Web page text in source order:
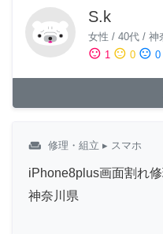
S.k
女性 / 40代 / 神
sentiment_satisfied 1 sentiment_neutral 0 sentiment_dissatisfied 0
weekend 修理・組立 ▸ スマホ
iPhone8plus画面割れ修
神奈川県